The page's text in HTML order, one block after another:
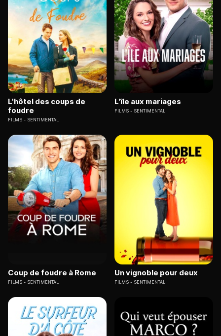
L'hôtel des coups de
foudre
FILMS SENTIMENTAL
L'île aux mariages
FILMS SENTIMENTAL
Coup de foudre à Rome
FILMS SENTIMENTAL
Un vignoble pour deux
FILMS SENTIMENTAL